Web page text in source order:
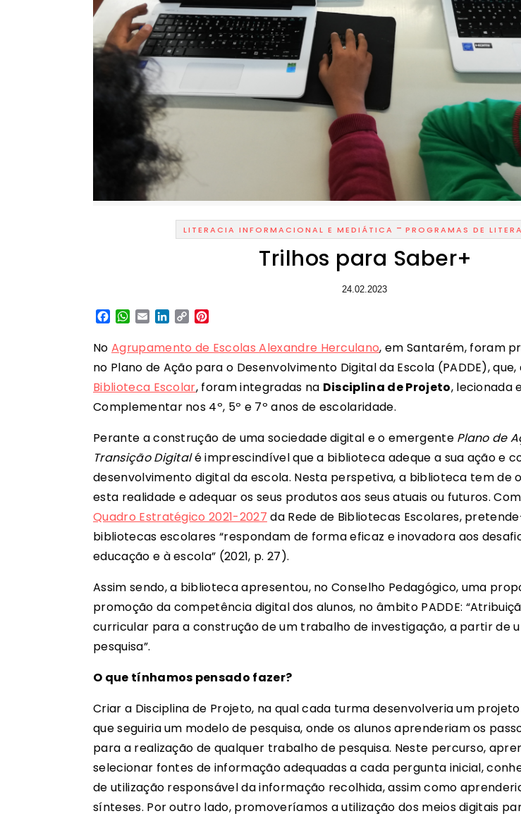
LITERACIA INFORMACIONAL E MEDIÁTICA - PROGRAMAS DE
Trilhos para Saber+
24.02.2023
Facebook
WhatsApp
EmailLinkedIn
Copy
No Agrupamento de Escolas Alexandre Herculano, em Santarém, foram
no Plano de Ação para o Desenvolvimento Digital da Escola (PADDE),
Biblioteca Escolar, foram integradas na Disciplina de Projeto, lecionada
Complementar nos 4º, 5º e 7º anos de escolaridade.
Perante a construção de uma sociedade digital e o emergente Plano de
Transição Digitalé imprescindível que a biblioteca adeque a sua ação e
desenvolvimento digital da escola. Nesta perspetiva, a biblioteca tem de
esta realidade e adequar os seus produtos aos seus atuais ou futuros.
Quadro Estratégico 2021-2027 da Rede de Bibliotecas Escolares,
bibliotecas escolares “respondam de forma eficaz e inovadora aos
educação e à escola” (2021, p. 27).
Assim sendo, a biblioteca apresentou, no Conselho Pedagógico, uma
promoção da competência digital dos alunos, no âmbito PADDE:
curricular para a construção de um trabalho de investigação, a partir de
pesquisa”.
O que tínhamos pensado fazer?
Criar a Disciplina de Projeto, na qual cada turma desenvolveria um
que seguiria um modelo de pesquisa, onde os alunos aprenderiam os
para a realização de qualquer trabalho de pesquisa. Neste percurso,
selecionar fontes de informação adequadas a cada pergunta inicial,
de utilização responsável da informação recolhida, assim como
sínteses. Por outro lado, promoveríamos a utilização dos meios digitais